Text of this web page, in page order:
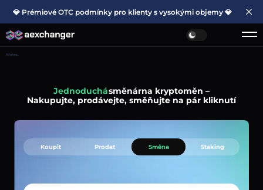
💎 Prémiové OTC podmínky pro klienty s vysokými objemy 💎
Hlavní
Jednoduchásměnárna kryptoměn –
Nakupujte, prodávejte, směňujte na pár kliknutí
Koupit Prodat Směna Staking